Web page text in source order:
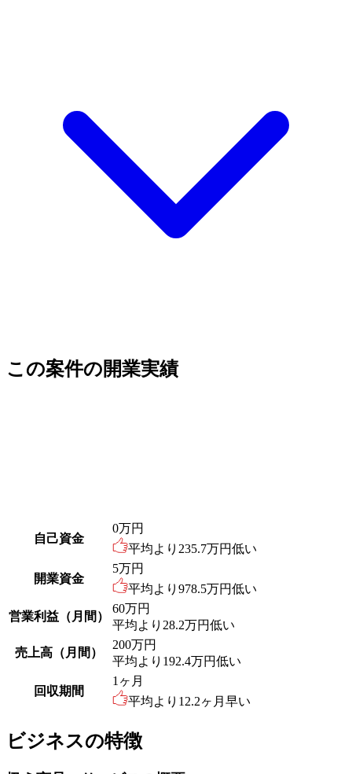
この案件の開業実績
自己資金
0万円
平均より 235.7万円低い
開業資金
5万円
平均より 978.5万円低い
営業利益（月間）
60万円
平均より 28.2万円低い
売上高（月間）
200万円
平均より 192.4万円低い
回収期間
1 ヶ月
平均より 12.2ヶ月早い
ビジネスの特徴